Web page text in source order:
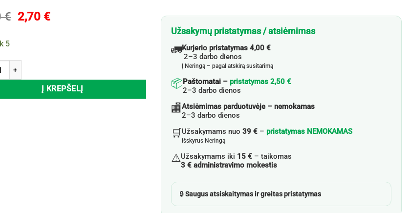
€ Original
2,70 €Current
5
kiekis: Maisto papildas organinis cinkas MAXI VITA, 60 tab.
Į KREPŠELĮ
Užsakymų pristatymas / atsiėmimas
🚛Kurjerio pristatymas 4,00 €
2–3 darbo dienos
Į Neringą – pagal atskirą susitarimą
📦Paštomatai – pristatymas 2,50 €
2–3 darbo dienos
🏬Atsiėmimas parduotuvėje – nemokamas
2–3 darbo dienos
🛒Užsakymams nuo39 € – pristatymas NEMOKAMAS
išskyrus Neringą
⚠️Užsakymams iki 15 € – taikomas
3 € administravimo mokestis
🔒Saugus atsiskaitymas ir greitas pristatymas